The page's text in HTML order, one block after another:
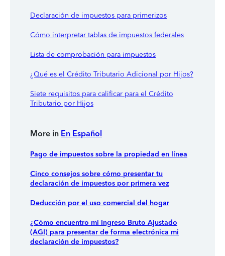
Declaración de impuestos para primerizos
Cómo interpretar tablas de impuestos federales
Lista de comprobación para impuestos
¿Qué es el Crédito Tributario Adicional por Hijos?
Siete requisitos para calificar para el Crédito
Tributario por Hijos
More in En Español
Pago de impuestos sobre la propiedad en línea
Cinco consejos sobre cómo presentar tu
declaración de impuestos por primera vez
Deducción por el uso comercial del hogar
¿Cómo encuentro mi Ingreso Bruto Ajustado
(AGI) para presentar de forma electrónica mi
declaración de impuestos?